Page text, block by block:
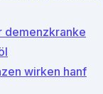
demenzkranke
wirken hanf